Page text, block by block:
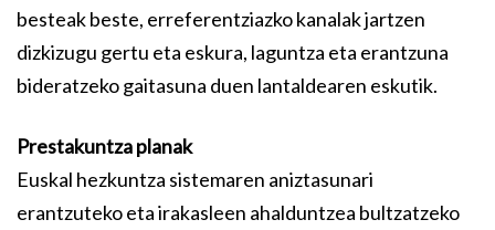
besteak beste, erreferentziazko kanalak jartzen
dizkizugu gertu eta eskura, laguntza eta erantzuna
bideratzeko gaitasuna duen lantaldearen eskutik.
Prestakuntza planak
Euskal hezkuntza sistemaren aniztasunari
erantzuteko eta irakasleen ahalduntzea bultzatzeko